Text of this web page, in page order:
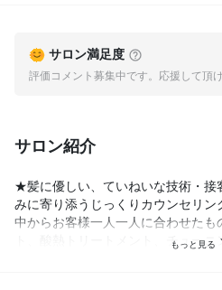
サロン満足度
評価コメント募集中です。応援して頂
サロン紹介
★髪に優しい、ていねいな技術・接
みに寄り添うじっくりカウンセリ
中からお客様一人一人に合わせたも
ト、酸熱トリートメント、チューニ